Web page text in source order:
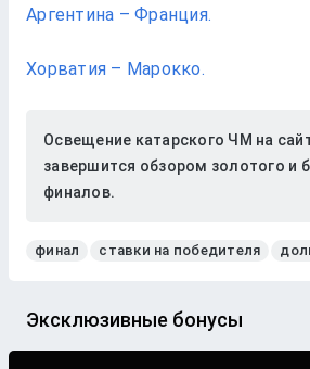
Аргентина – Франция.
Хорватия – Марокко.
Освещение катарского ЧМ на
завершится обзором золотого и
финалов.
финал ставки на победителя
Эксклюзивные бонусы